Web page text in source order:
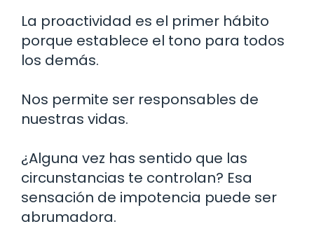
La proactividad es el primer hábito
porque establece el tono para todos
los demás.
Nos permite ser responsables de
nuestras vidas.
¿Alguna vez has sentido que las
circunstancias te controlan? Esa
sensación de impotencia puede ser
abrumadora.